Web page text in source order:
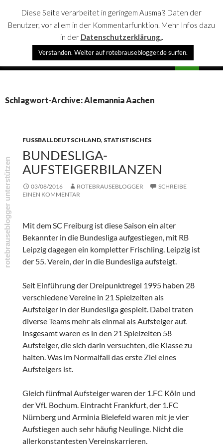
rotebrauseblogger
SPRINGE
Schlagwort-Archive: Alemannia Aachen
FUSSBALLDEUTSCHLAND , STATISTISCHES
BUNDESLIGA-
AUFSTEIGERBILANZEN
03/08/2016 ROTEBRAUSEBLOGGER
SCHREIBE
EINEN KOMMENTAR
Mit dem SC Freiburg ist diese Saison ein alter
Bekannter in die Bundesliga aufgestiegen, mit RB
Leipzig dagegen ein kompletter Frischling. Leipzig ist
der 55. Verein, der in die Bundesliga aufsteigt.
Seit Einführung der Dreipunktregel 1995 haben 28
verschiedene Vereine in 21 Spielzeiten als
Aufsteiger in der Bundesliga gespielt. Dabei traten
diverse Teams mehr als einmal als Aufsteiger auf.
Insgesamt waren es in den 21 Spielzeiten 58
Aufsteiger, die sich darin versuchten, die Klasse zu
halten. Was im Normalfall das erste Ziel eines
Aufsteigers ist.
Gleich fünfmal Aufsteiger waren der 1.FC Köln und
der VfL Bochum. Eintracht Frankfurt, der 1.FC
Nürnberg und Arminia Bielefeld waren mit je vier
Aufstiegen auch sehr häufig Neulinge. Nicht die
allerkonstantesten Vereinskarrieren.
Diese Seite verarbeitet in geringem Ausmaß Daten der
Benutzer, vor allem in der Kommentarfunktion. Mehr Infos dazu
in der Datenschutzerklärung..
Verstanden. Weiter auf rotebrauseblogger.de surfen.
rotebrauseblogger unterstützen